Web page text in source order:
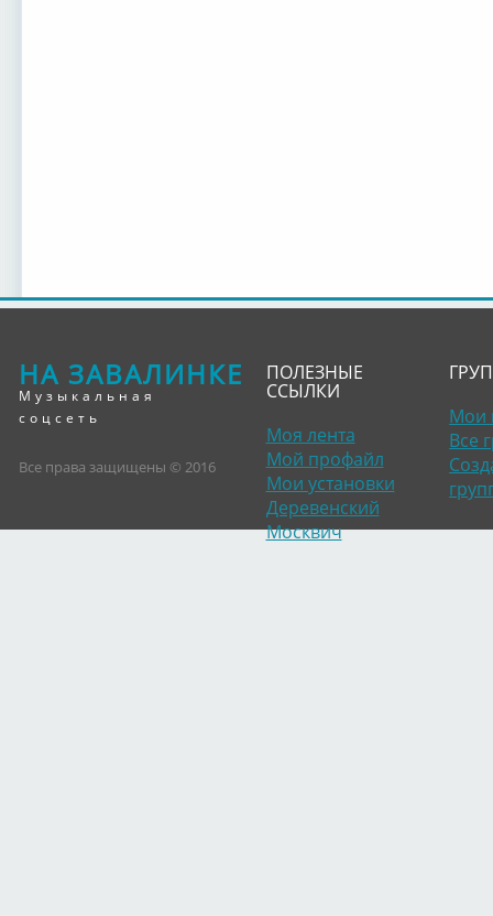
НА ЗАВАЛИНКЕ
Музыкальная
соцсеть
Все права защищены © 2016
ПОЛЕЗНЫЕ
ССЫЛКИ
Моя лента
Мой профайл
Мои установки
Деревенский
Москвич
Мои
Все